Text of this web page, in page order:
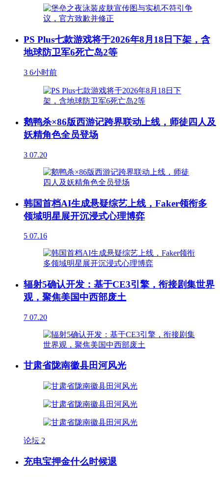
PS Plus七款游戏将于2026年8月18日下架，含
地球防卫军6死亡岛2等
3 6小时前
鹅鸭杀×86版西游记跨界联动上线，师徒四人及
妖精角色全员登场
3 07.20
韩国首档AI生成悬疑综艺上线，Faker领衔多
领域明星展开沉浸式心理博弈
5 07.16
辐射5确认开发：基于CE3引擎，衔接剧集世界
观，聚焦美国中西部废土
7 07.20
甘肃省陇南徽县田河风光
论坛 2
充电宝押金什么时候退